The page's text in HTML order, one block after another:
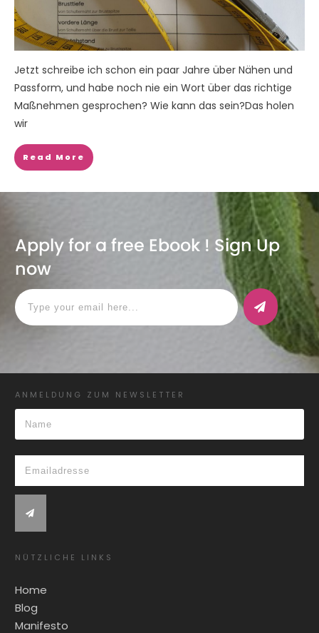
Jetzt schreibe ich schon ein paar Jahre über Nähen und
Passform, und habe noch nie ein Wort über das richtige
Maßnehmen gesprochen? Wie kann das sein?Das holen
wir
Read More
Apply for a free Ebook ! Sign Up
now
NÜTZLICHE LINKS
Home
Blog
Manifesto
ANMELDUNG ZUM NEWSLETTER